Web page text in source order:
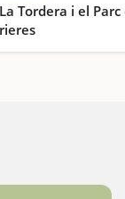
La Tordera i el Parc
rieres